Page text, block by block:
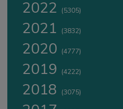
2022 (5305)
2021 (3832)
2020 (4777)
2019 (4222)
2018 (3075)